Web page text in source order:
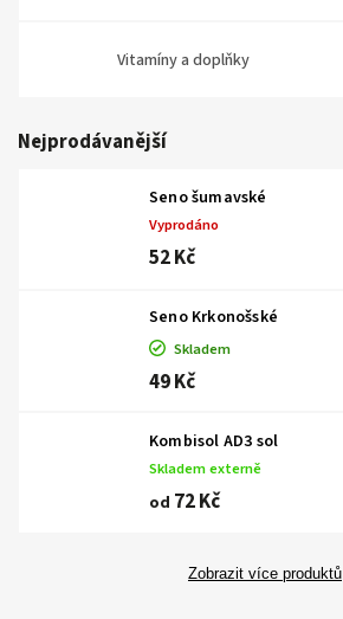
Vitamíny a doplňky
Nejprodávanější
Seno šumavské
Vyprodáno
52 Kč
Seno Krkonošské
Skladem
49 Kč
Kombisol AD3 sol
Skladem externě
od 72 Kč
Zobrazit více produktů